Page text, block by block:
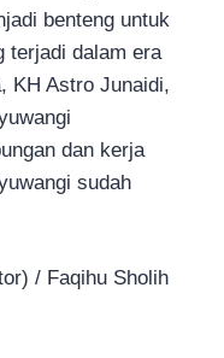
benteng untuk
terjadi dalam era
KH Astro Junaidi,
dan kerja
sudah
/ Faqihu Sholih